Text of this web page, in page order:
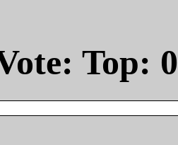
Top: 0